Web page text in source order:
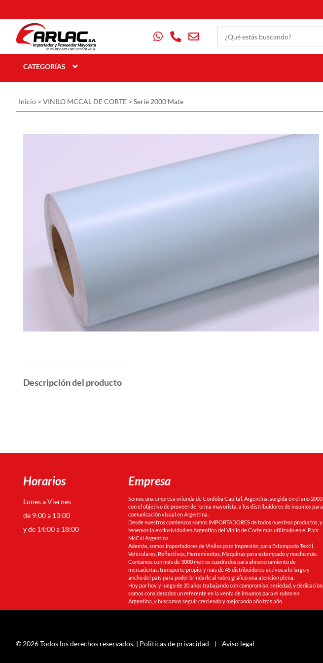
CATEGORÍAS
Inicio > VINILO MCCAL DE CORTE > Serie 2000 Mate
Descripción del producto
Horarios
Lunes a Viernes
de 9:00 a 13:00
y de 14:00 a 18:00
Empresa
Somos una empresa oriunda de Cordoba Capital, Argentina, surgida en el año 2003
con el objetivo de proveer de forma mayorista, a los distribuidores de insumos para
comunicación visual en Argentina.
Desde nuestros comienzos somos IMPORTADORES de todos nuestros productos, y
tenemos la exclusividad en Argentina del Vinilo de Corte más utilizado en el País:
McCal Argentina.
Además, somos importadores de Vinilos para Impresión, para Estampado Textil,
Vehiculares, Reflectivos, Herramientas, Maquinas para estampado y mucho más.
Contamos con más de 3000 metros cuadrados para almacenamiento de
mercaderías, transporte propio, y más de 45 distribuidores activos a lo largo y
ancho del país para poder brindarle al rubro gráfico una atención plena.
Hoy por hoy, y luego de 20 años trabajando con compromiso, seriedad, y dedicación,
somos considerados un referente en la venta de insumos para el rubro en
Argentina, y buscamos seguir creciendo y mejorando año tras año.
© 2026 Todos los derechos reservados. | Politicas de privacidad | Aviso legal